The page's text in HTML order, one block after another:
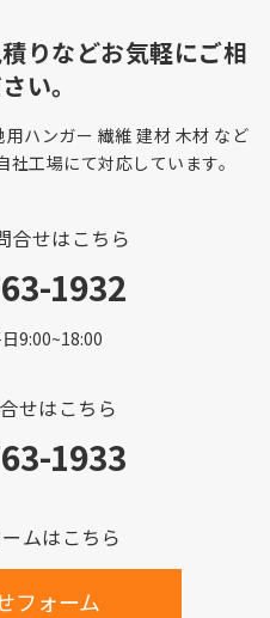
りなどお気軽にご相
い。
ハンガー 繊維 建材 木材 など
工場にて対応しています。
合せはこちら
1932
9:00~18:00
せはこちら
1933
ムはこちら
フォーム